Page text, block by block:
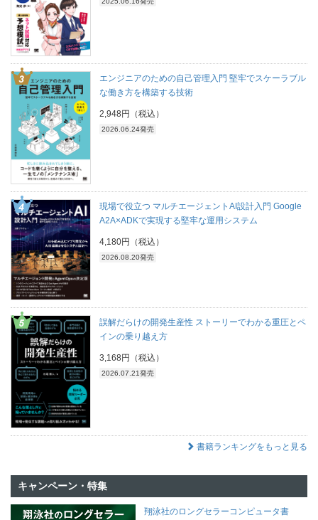
エンジニアのための自己管理入門 堅牢でスケーラブル
な働き方を構築する技術
2,948円（税込）
2026.06.24発売
現場で役立つ マルチエージェントAI設計入門 Google
A2A×ADKで実現する堅牢な運用システム
4,180円（税込）
2026.08.20発売
誤解だらけの開発生産性 ストーリーでわかる重圧とペ
インの乗り越え方
3,168円（税込）
2026.07.21発売
書籍ランキングをもっと見る
キャンペーン・特集
翔泳社のロングセラーコンピュータ書